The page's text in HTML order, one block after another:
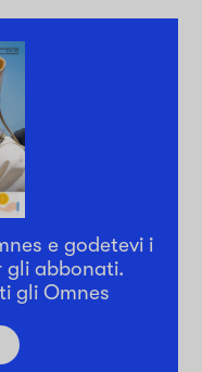
e godetevi i
gli abbonati.
gli Omnes